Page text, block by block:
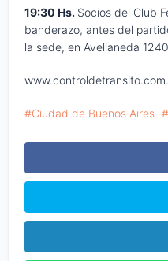
19:30 Hs. Socios del Club
banderazo, antes del
la sede, en Avellaneda
Ciudad de Buenos Aires